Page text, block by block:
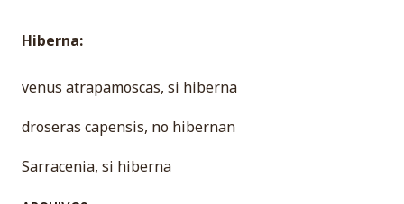
Hiberna:
venus atrapamoscas, si hiberna
droseras capensis, no hibernan
Sarracenia, si hiberna